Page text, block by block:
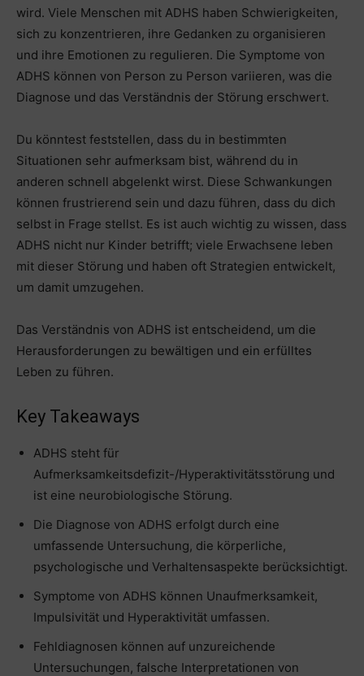
wird. Viele Menschen mit ADHS haben Schwierigkeiten,
sich zu konzentrieren, ihre Gedanken zu organisieren
und ihre Emotionen zu regulieren. Die Symptome von
ADHS können von Person zu Person variieren, was die
Diagnose und das Verständnis der Störung erschwert.
Du könntest feststellen, dass du in bestimmten
Situationen sehr aufmerksam bist, während du in
anderen schnell abgelenkt wirst. Diese Schwankungen
können frustrierend sein und dazu führen, dass du dich
selbst in Frage stellst. Es ist auch wichtig zu wissen, dass
ADHS nicht nur Kinder betrifft; viele Erwachsene leben
mit dieser Störung und haben oft Strategien entwickelt,
um damit umzugehen.
Das Verständnis von ADHS ist entscheidend, um die
Herausforderungen zu bewältigen und ein erfülltes
Leben zu führen.
Key Takeaways
ADHS steht für
Aufmerksamkeitsdefizit-/Hyperaktivitätsstörung und
ist eine neurobiologische Störung.
Die Diagnose von ADHS erfolgt durch eine
umfassende Untersuchung, die körperliche,
psychologische und Verhaltensaspekte berücksichtigt.
Symptome von ADHS können Unaufmerksamkeit,
Impulsivität und Hyperaktivität umfassen.
Fehldiagnosen können auf unzureichende
Untersuchungen, falsche Interpretationen von